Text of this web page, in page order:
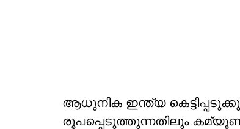
ആധുനിക ഇന്ത്യ
രൂപപ്പെടുത്തുന്നതിലും